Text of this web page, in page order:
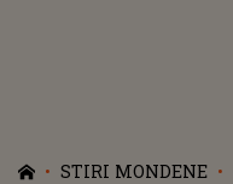
STIRI MONDENE